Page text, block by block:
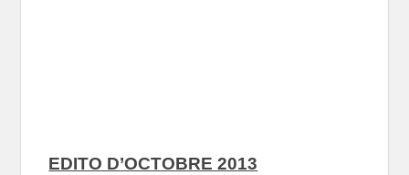
EDITO D’OCTOBRE 2013